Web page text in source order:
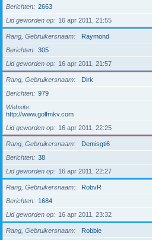
Berichten
2663
Lid geworden op
16 apr 2011, 21:55
Rang, Gebruikersnaam
Raymond
Berichten
305
Lid geworden op
16 apr 2011, 21:57
Rang, Gebruikersnaam
Dirk
Berichten
979
Website
http://www.golfmkv.com
Lid geworden op
16 apr 2011, 22:25
Rang, Gebruikersnaam
Demisgti6
Berichten
38
Lid geworden op
16 apr 2011, 22:27
Rang, Gebruikersnaam
RobvR
Berichten
1684
Lid geworden op
16 apr 2011, 23:32
Rang, Gebruikersnaam
Robbie